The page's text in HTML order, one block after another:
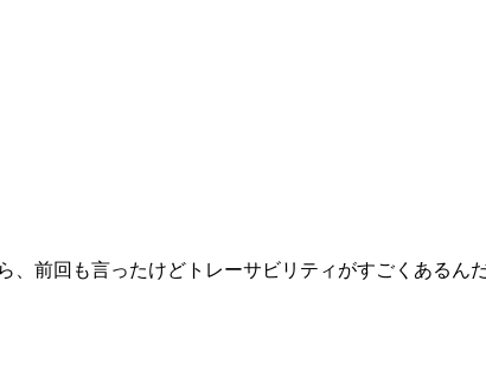
前回も言ったけどトレーサビリティがすごくあるん